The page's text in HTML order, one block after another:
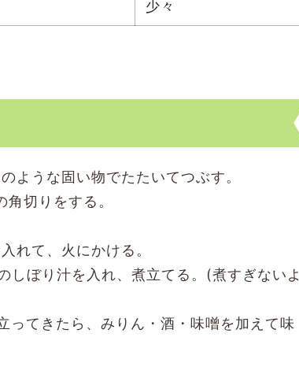
少々
ような固い物でたたいてつぶす。
切りをする。
れて、火にかける。
しぼり汁を入れ、煮立てる。(煮すぎないよ
ってきたら、みりん・酒・味噌を加えて味